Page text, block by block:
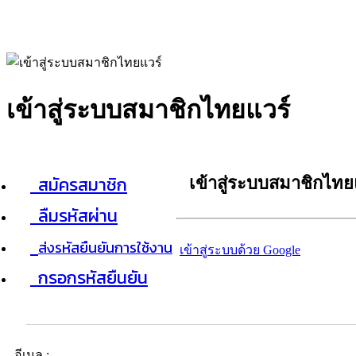
เข้าสู่ระบบสมาชิกไทยแวร์
สมัครสมาชิก
ลืมรหัสผ่าน
ส่งรหัสยืนยันการใช้งาน
กรอกรหัสยืนยัน
เข้าสู่ระบบสมาชิกไท
เข้าสู่ระบบด้วย Google